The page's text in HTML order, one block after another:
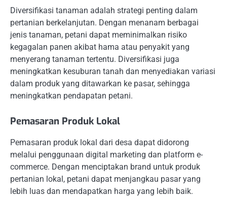
Diversifikasi tanaman adalah strategi penting dalam
pertanian berkelanjutan. Dengan menanam berbagai
jenis tanaman, petani dapat meminimalkan risiko
kegagalan panen akibat hama atau penyakit yang
menyerang tanaman tertentu. Diversifikasi juga
meningkatkan kesuburan tanah dan menyediakan variasi
dalam produk yang ditawarkan ke pasar, sehingga
meningkatkan pendapatan petani.
Pemasaran Produk Lokal
Pemasaran produk lokal dari desa dapat didorong
melalui penggunaan digital marketing dan platform e-
commerce. Dengan menciptakan brand untuk produk
pertanian lokal, petani dapat menjangkau pasar yang
lebih luas dan mendapatkan harga yang lebih baik.